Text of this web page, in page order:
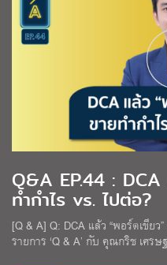
Q&A EP.44 :
ทำกำไร vs. ไปต่อ?
[Q & A] Q: DCA แล้ว “พอร์ตเขีย
รายการ ‘Q & A’ กับ คุณกริช เศร